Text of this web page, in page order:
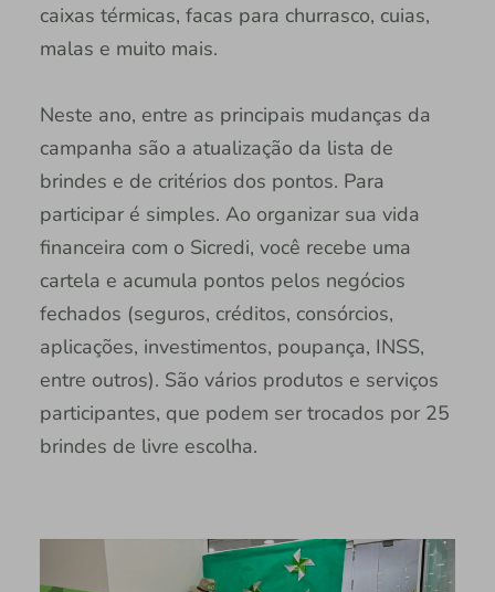
caixas térmicas, facas para churrasco, cuias,
malas e muito mais.
Neste ano, entre as principais mudanças da
campanha são a atualização da lista de
brindes e de critérios dos pontos. Para
participar é simples. Ao organizar sua vida
financeira com o Sicredi, você recebe uma
cartela e acumula pontos pelos negócios
fechados (seguros, créditos, consórcios,
aplicações, investimentos, poupança, INSS,
entre outros). São vários produtos e serviços
participantes, que podem ser trocados por 25
brindes de livre escolha.